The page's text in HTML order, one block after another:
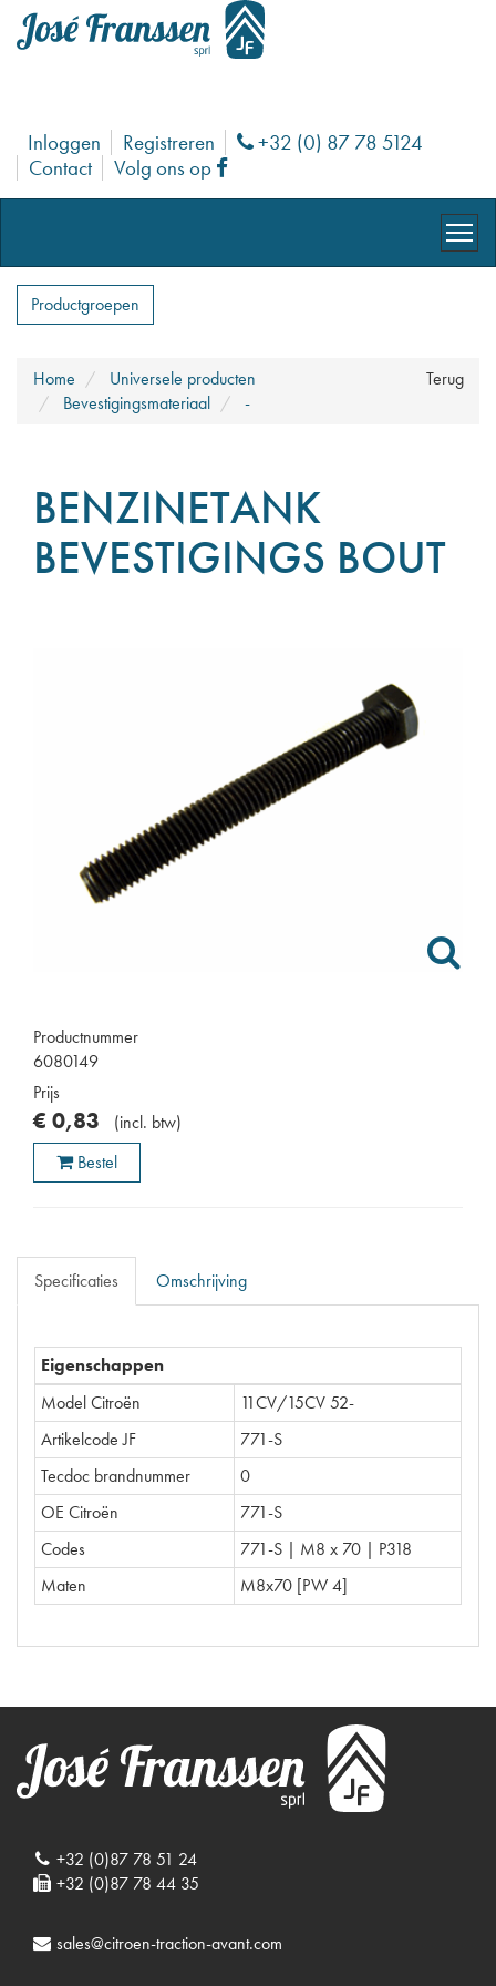
Inloggen Registreren Phone
+32 (0) 87 78 5124
Contact
Volg ons op Facebook
Productgroepen
Terug
Home
Universele producten
Bevestigingsmateriaal
-
BENZINETANK
BEVESTIGINGS BOUT
Productnummer
6080149
Prijs
€ 0,83 (incl. btw)
Bestel
Specificaties Omschrijving
Eigenschappen
Model Citroën
11CV/15CV 52-
Artikelcode JF
771-S
Tecdoc brandnummer
0
OE Citroën
771-S
Codes
771-S | M8 x 70 | P318
Maten
M8x70 [PW 4]
+32 (0)87 78 51 24
+32 (0)87 78 44 35
sales@citroen-traction-avant.com